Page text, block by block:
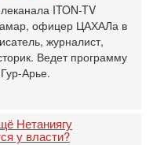
ITON-TV
офицер ЦАХАЛа в
журналист,
Ведет программу
Арье.
Нетаниягу
у власти?